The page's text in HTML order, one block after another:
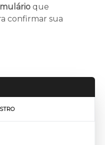
que
confirmar sua